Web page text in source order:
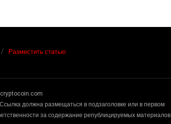
Разместить статью
должна размещаться в подзаголовке или в первом
за содержание републицируемых материалов